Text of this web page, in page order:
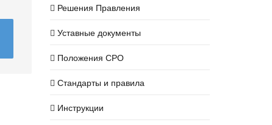
Решения Правления
Уставные документы
Положения СРО
Стандарты и правила
Инструкции